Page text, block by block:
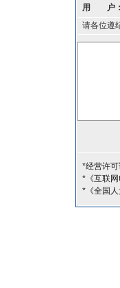
用 户：
请各位遵
*经营许
*《互联网
*《全国人